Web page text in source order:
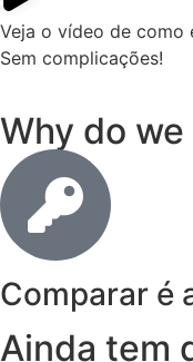
Veja o vídeo de como
Sem complicações!
Why do
Comparar é
Ainda tem